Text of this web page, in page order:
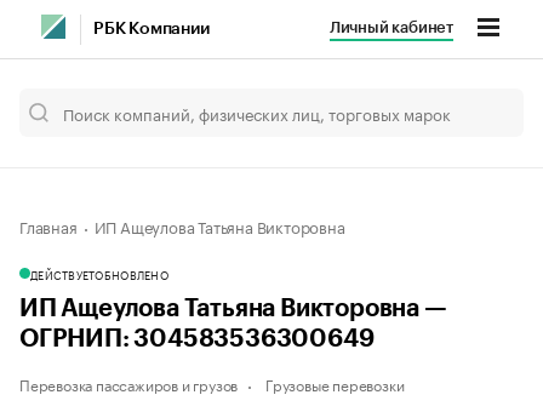
РБК Компании Личный кабинет
Главная ИП Ащеулова Татьяна Викторовна
ДЕЙСТВУЕТОБНОВЛЕНО
ИП Ащеулова Татьяна Викторовна —
ОГРНИП: 304583536300649
Перевозка пассажиров и грузов Грузовые перевозки